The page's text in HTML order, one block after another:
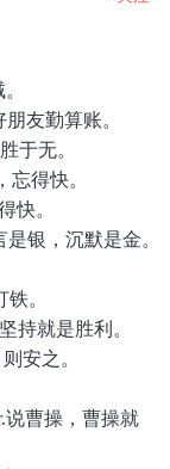
朋友勤算账。
于无。
忘得快。
快。
是银，沉默是金。
。
持就是胜利。
安之。
说曹操，曹操就